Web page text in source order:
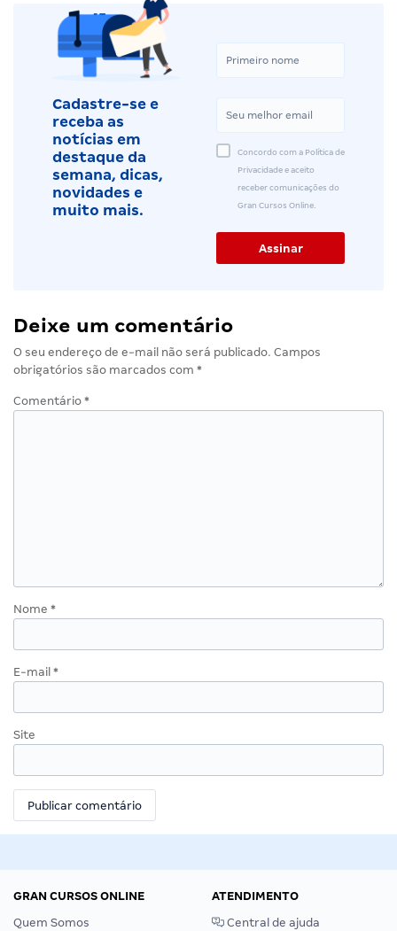
Cadastre-se e
receba as
notícias em
destaque da
semana, dicas,
novidades e
muito mais.
Concordo com a Política de
Privacidade e aceito
receber comunicações do
Gran Cursos Online.
Deixe um comentário
O seu endereço de e-mail não será publicado. Campos
obrigatórios são marcados com *
Comentário *
Nome *
E-mail *
Site
GRAN CURSOS ONLINE
Quem Somos
ATENDIMENTO
Central de ajuda